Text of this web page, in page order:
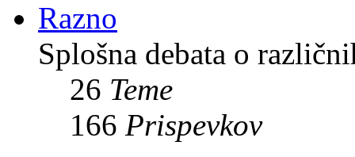
Razno
Splošna debata o
26 Teme
166 Prispevkov